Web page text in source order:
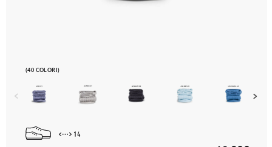
(40 COLORI)
14